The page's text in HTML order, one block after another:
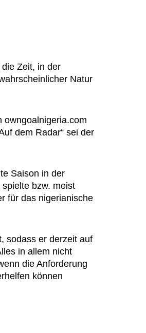
Zeit, in der
Natur
owngoalnigeria.com
dem Radar“ sei der
Saison in der
bzw. meist
für das nigerianische
sodass er derzeit auf
in allem nicht
die Anforderung
können